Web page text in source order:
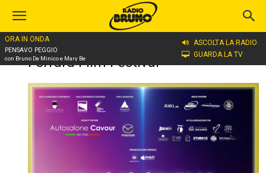
ORA IN ONDA
PENSAVO PEGGIO
con Bruno De Minico e Mary Be
ASCOLTA LA RADIO
GUARDA LA TV
Home
Ferrara Film Festival